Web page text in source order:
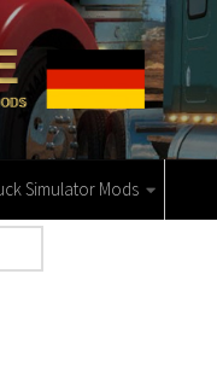
Simulator Mods